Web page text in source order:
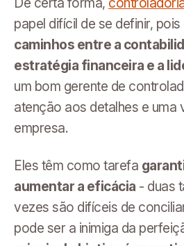
papel difícil de se definir, pois
caminhos entre a
estratégia financeira e a
um bom gerente de
atenção aos detalhes e uma
empresa.
Eles têm como tarefa
aumentar a eficácia - duas
vezes são difíceis de
pode ser a inimiga da